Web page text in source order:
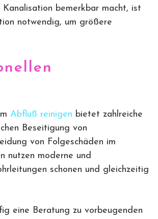
bemerkbar macht, ist
notwendig, um größere
Abfluß reinigen bietet zahlreiche
Beseitigung von
von Folgeschäden im
nutzen moderne und
schonen und gleichzeitig
eine Beratung zu vorbeugenden